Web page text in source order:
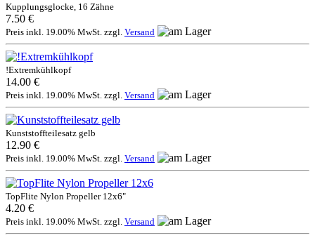
Kupplungsglocke, 16 Zähne
7.50 €
Preis inkl. 19.00% MwSt. zzgl. Versand
!Extremkühlkopf
14.00 €
Preis inkl. 19.00% MwSt. zzgl. Versand
Kunststoffteilesatz gelb
12.90 €
Preis inkl. 19.00% MwSt. zzgl. Versand
TopFlite Nylon Propeller 12x6"
4.20 €
Preis inkl. 19.00% MwSt. zzgl. Versand